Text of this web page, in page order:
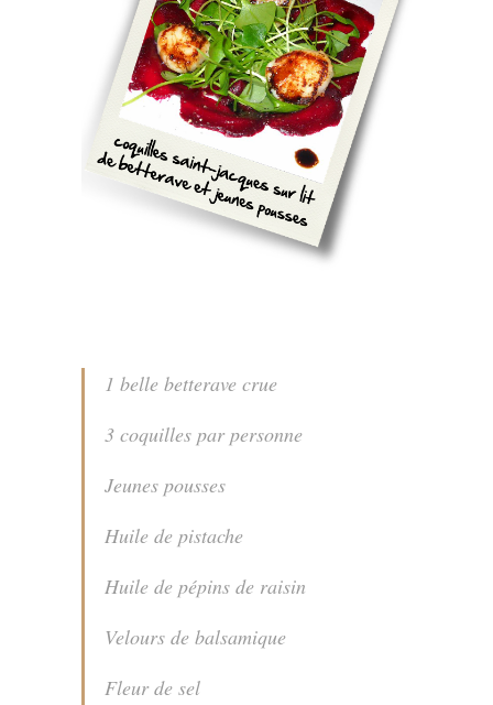
1 belle betterave crue
3 coquilles par personne
Jeunes pousses
Huile de pistache
Huile de pépins de raisin
Velours de balsamique
Fleur de sel